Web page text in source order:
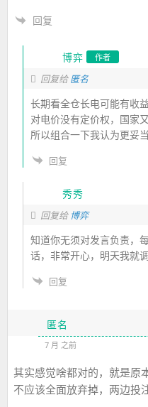
回复
博弈 作者
回复给匿名
长期看全仓长电可能有收
对电价没有定价权，国家
所以组合一下我认为更妥当
回复
秀秀
回复给 博弈
知道你无须对发言负责，
话，非常开心，明天我就
回复
匿名
7 月 之前
其实感觉啥都对的，就是原
不应该全面放弃掉，两边投